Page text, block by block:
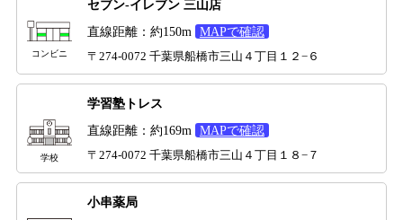
コンビニ
セブン-イレブン 三山店
直線距離：約150m
MAPで確認
〒274-0072 千葉県船橋市三山４丁目１２−６
学校
学習塾トレス
直線距離：約169m
MAPで確認
〒274-0072 千葉県船橋市三山４丁目１８−７
小串薬局